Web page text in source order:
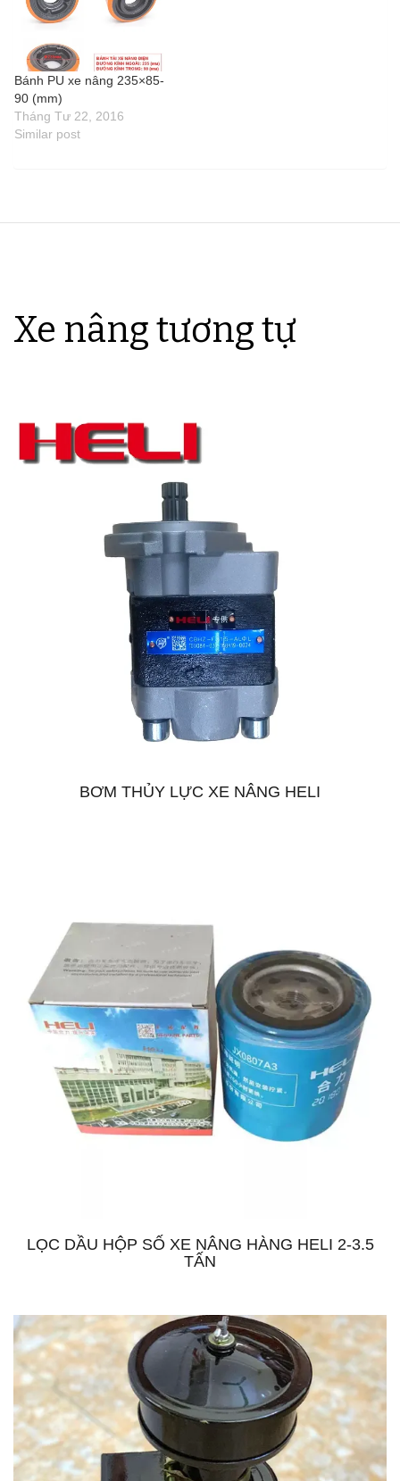
Bánh PU xe nâng 235×85-
90 (mm)
Tháng Tư 22, 2016
Similar post
Xe nâng tương tự
BƠM THỦY LỰC XE NÂNG HELI
LỌC DẦU HỘP SỐ XE NÂNG HÀNG HELI 2-3.5
TẤN